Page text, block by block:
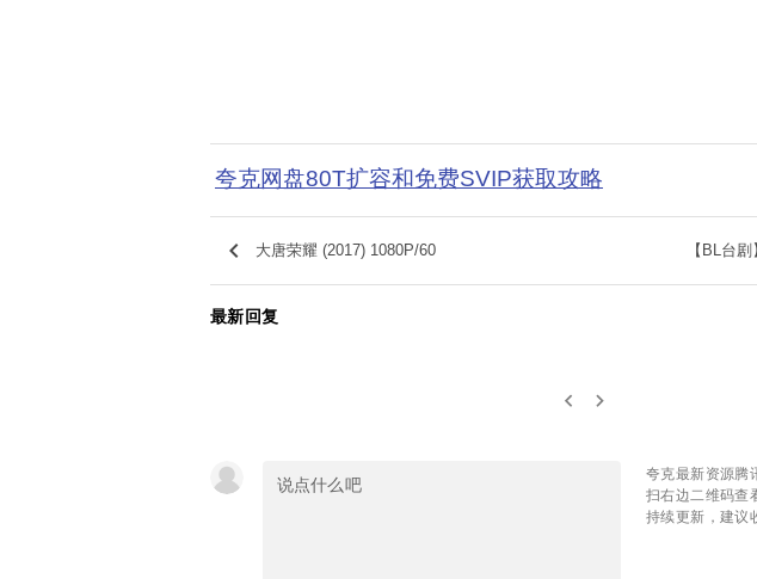
夸克网盘80T扩容和免费SVIP获取攻略
keyboard_arrow_left 大唐荣耀 (2017) 1080P/60 【BL台
最新回复
keyboard_arrow_left keyboard_arrow_right
夸克最新资源腾
扫右边二维码查
持续更新，建议